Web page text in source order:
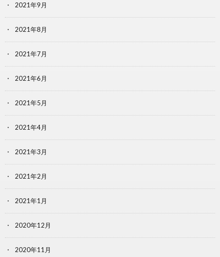
2021年9月
2021年8月
2021年7月
2021年6月
2021年5月
2021年4月
2021年3月
2021年2月
2021年1月
2020年12月
2020年11月